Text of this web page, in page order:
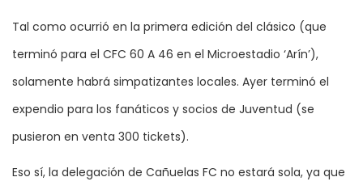
Tal como ocurrió en la primera edición del clásico (que
terminó para el CFC 60 A 46 en el Microestadio ‘Arín’),
solamente habrá simpatizantes locales. Ayer terminó el
expendio para los fanáticos y socios de Juventud (se
pusieron en venta 300 tickets).
Eso sí, la delegación de Cañuelas FC no estará sola, ya que